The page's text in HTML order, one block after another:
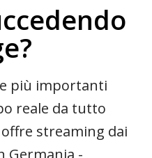
più importanti
reale da tutto
streaming dai
Germania -